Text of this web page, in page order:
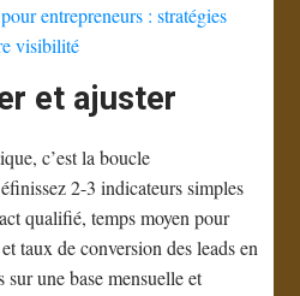
entrepreneurs : stratégies
visibilité
et ajuster
c’est la boucle
2-3 indicateurs simples
qualifié, temps moyen pour
taux de conversion des leads en
une base mensuelle et